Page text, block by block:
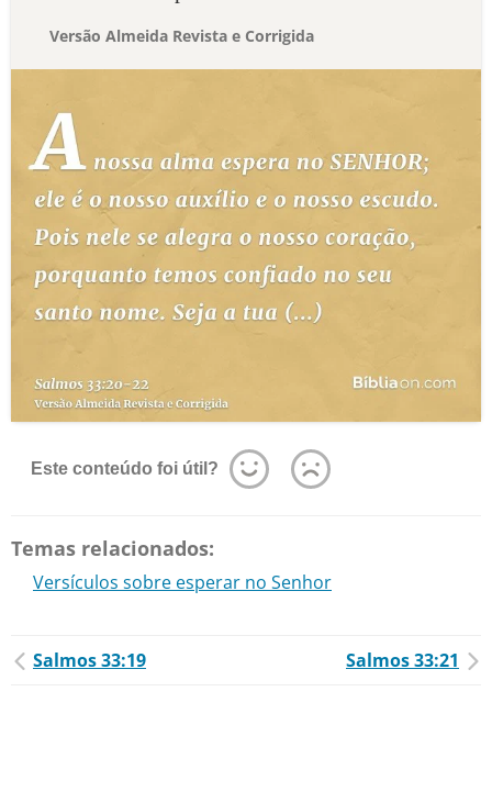
Versão Almeida Revista e Corrigida
Este conteúdo foi útil?
Temas relacionados:
Versículos sobre esperar no Senhor
Salmos 33:19 Salmos 33:21